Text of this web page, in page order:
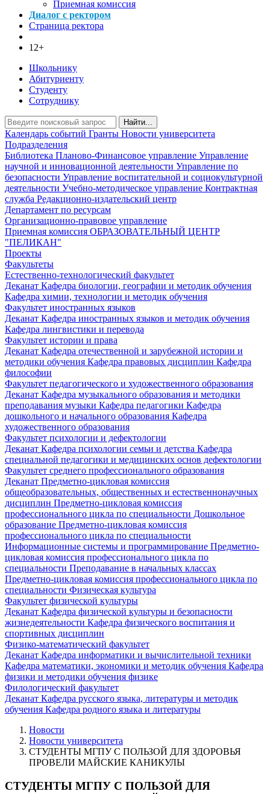
Приемная комиссия
Диалог с ректором
Страница ректора
12+
Школьнику
Абитуриенту
Студенту
Сотруднику
Найти...
Календарь событий Гранты Новости университета
Подразделения
Библиотека Планово-Финансовое управление Управление
научной и инновационной деятельности Управление по
безопасности Управление воспитательной и социокультурной
деятельности Учебно-методическое управление Контрактная
служба Редакционно-издательский центр
Департамент по ресурсам
Организационно-правовое управление
Приемная комиссия ОБРАЗОВАТЕЛЬНЫЙ ЦЕНТР
"ПЕЛИКАН"
Проекты
Факультеты
Естественно-технологический факультет
Деканат Кафедра биологии, географии и методик обучения
Кафедра химии, технологии и методик обучения
Факультет иностранных языков
Деканат Кафедра иностранных языков и методик обучения
Кафедра лингвистики и перевода
Факультет истории и права
Деканат Кафедра отечественной и зарубежной истории и
методики обучения Кафедра правовых дисциплин Кафедра
философии
Факультет педагогического и художественного образования
Деканат Кафедра музыкального образования и методики
преподавания музыки Кафедра педагогики Кафедра
дошкольного и начального образования Кафедра
художественного образования
Факультет психологии и дефектологии
Деканат Кафедра психологии семьи и детства Кафедра
специальной педагогики и медицинских основ дефектологии
Факультет среднего профессионального образования
Деканат Предметно-цикловая комиссия
общеобразовательных, общественных и естественнонаучных
дисциплин Предметно-цикловая комиссия
профессионального цикла по специальности Дошкольное
образование Предметно-цикловая комиссия
профессионального цикла по специальности
Информационные системы и программирование Предметно-
цикловая комиссия профессионального цикла по
специальности Преподавание в начальных классах
Предметно-цикловая комиссия профессионального цикла по
специальности Физическая культура
Факультет физической культуры
Деканат Кафедра физической культуры и безопасности
жизнедеятельности Кафедра физического воспитания и
спортивных дисциплин
Физико-математический факультет
Деканат Кафедра информатики и вычислительной техники
Кафедра математики, экономики и методик обучения Кафедра
физики и методики обучения физике
Филологический факультет
Деканат Кафедра русского языка, литературы и методик
обучения Кафедра родного языка и литературы
Новости
Новости университета
СТУДЕНТЫ МГПУ С ПОЛЬЗОЙ ДЛЯ ЗДОРОВЬЯ
ПРОВЕЛИ МАЙСКИЕ КАНИКУЛЫ
СТУДЕНТЫ МГПУ С ПОЛЬЗОЙ ДЛЯ